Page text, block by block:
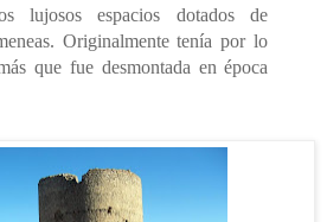
lujosos espacios dotados de
Originalmente tenía por lo
que fue desmontada en época